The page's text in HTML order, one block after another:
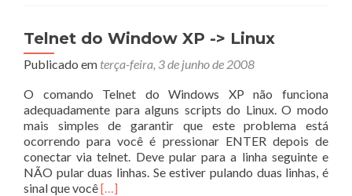
–
batch
disponível
download
Telnet do Window XP -> Linux
Publicado em terça-feira, 3 de junho de 2008
O comando Telnet do Windows XP não funciona
adequadamente para alguns scripts do Linux. O modo
mais simples de garantir que este problema está
ocorrendo para você é pressionar ENTER depois de
conectar via telnet. Deve pular para a linha seguinte e
NÃO pular duas linhas. Se estiver pulando duas linhas, é
sinal que vocêLeia
[…]